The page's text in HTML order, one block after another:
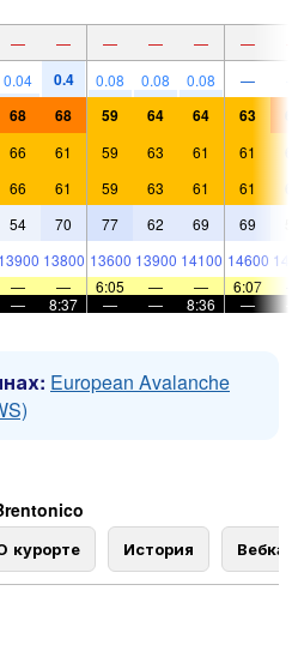
— — — — — —
0.04 0.4 0.08 0.08 0.08 —
68 68 59 64 64 63
66 61 59 63 61 61
66 61 59 63 61 61
54 70 77 62 69 69
13900 13800 13600 13900 14100 14600
— — 6:05 — — 6:07
— 8:37 — — 8:36 —
European Avalanche
курорте История